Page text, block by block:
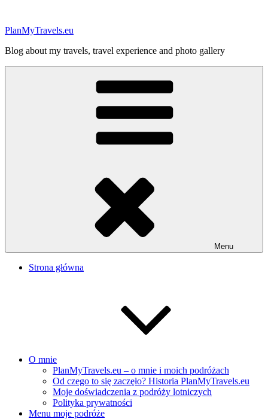
treści
PlanMyTravels.eu
Blog about my travels, travel experience and photo gallery
Menu
Strona główna
O mnie
PlanMyTravels.eu – o mnie i moich podróżach
Od czego to się zaczęło? Historia PlanMyTravels.eu
Moje doświadczenia z podróży lotniczych
Polityka prywatności
Menu moje podróże